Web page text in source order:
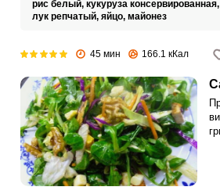
рис белый, кукуруза консервированная,
лук репчатый, яйцо, майонез
45 мин 166.1 кКал